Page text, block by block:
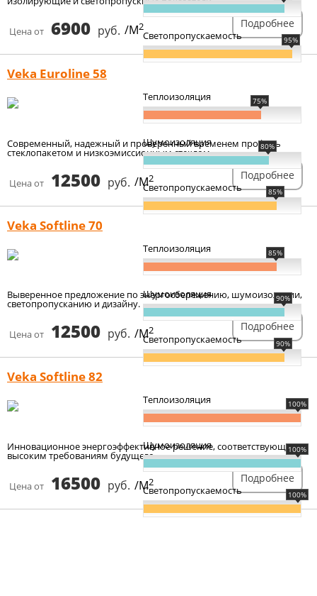
Цена от 6900 руб. /М2
Светопропускаемость 95%
Подробнее
Veka Euroline 58
Современный, надежный и проверенный временем профиль
стеклопакетом и низкоэмиссионным стеклом.
Цена от 12500 руб. /М2
Теплоизоляция 75%
Шумоизоляция 80%
Светопропускаемость 85%
Подробнее
Veka Softline 70
Выверенное предложение по энергосбережению, шумоизоляции,
светопропусканию и дизайну.
Цена от 12500 руб. /М2
Теплоизоляция 85%
Шумоизоляция 90%
Светопропускаемость 90%
Подробнее
Veka Softline 82
Инновационное энергоэффективное решение, соответствующее
высоким требованиям будущего.
Цена от 16500 руб. /М2
Теплоизоляция 100%
Шумоизоляция 100%
Светопропускаемость 100%
Подробнее